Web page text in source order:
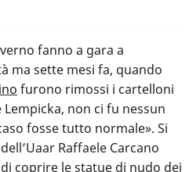
fanno a gara a
ma sette mesi fa, quando
furono rimossi i cartelloni
non ci fu nessun
fosse tutto normale». Si
Raffaele Carcano
coprire le statue di nudo dei